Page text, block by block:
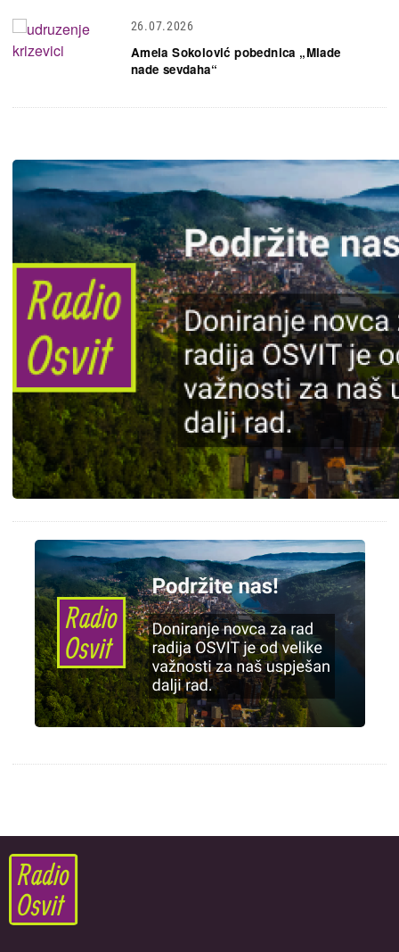
26.07.2026
Amela Sokolović pobednica „Mlade
nade sevdaha“
Slika